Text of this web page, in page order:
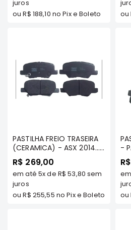
Correias
Elétrica
Acessórios
Motor
Correias
Câmbio
Elétrica
juros
ouR$ 188,10 no Pix e Boleto
ou
PASTILHA FREIO TRASEIRA
(CERAMICA) - ASX 2014...
/OUTLANDER 2013/...2.0/
2.2/ 3.0 - FRASLE
CERAMAXX - PD/1570-
CMAXX
R$ 269,00
em até 5xde R$ 53,80 sem
juros
ouR$ 255,55 no Pix e Boleto
-
ou